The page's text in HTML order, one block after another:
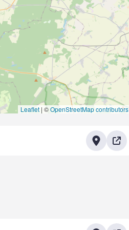
Leaflet | ©OpenStreetMap contributors